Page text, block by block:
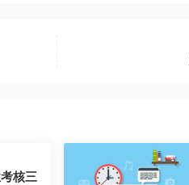
核三